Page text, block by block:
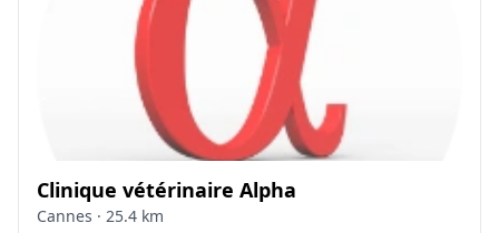
Clinique vétérinaire Alpha
Cannes · 25.4 km